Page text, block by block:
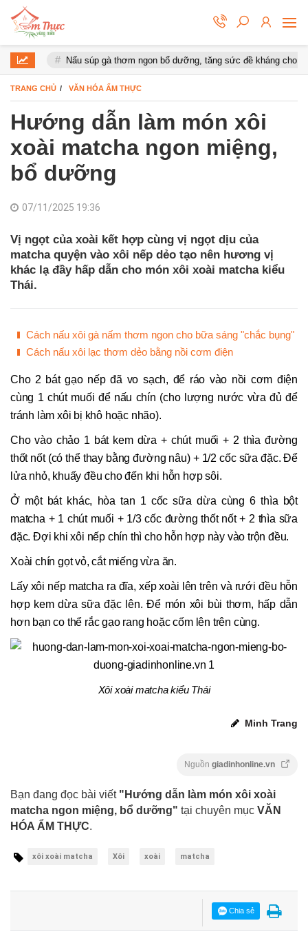
Nấu súp gà thơm ngon bổ dưỡng, tăng sức đề kháng cho cơ thể
TRANG CHỦ VĂN HÓA ẨM THỰC
Hướng dẫn làm món xôi
xoài matcha ngon miệng,
bổ dưỡng
07/11/2025 19:36
Vị ngọt của xoài kết hợp cùng vị ngọt dịu của
matcha quyện vào xôi nếp dẻo tạo nên hương vị
khác lạ đầy hấp dẫn cho món xôi xoài matcha kiểu
Thái.
Cách nấu xôi gà nấm thơm ngon cho bữa sáng "chắc bụng"
Cách nấu xôi lạc thơm dẻo bằng nồi cơm điện
Cho 2 bát gạo nếp đã vo sạch, để ráo vào nồi cơm điện
cùng 1 chút muối để nấu chín (cho lượng nước vừa đủ để
tránh làm xôi bị khô hoặc nhão).
Cho vào chảo 1 bát kem dừa + chút muối + 2 thìa đường
thốt nốt (có thể thay bằng đường nâu) + 1/2 cốc sữa đặc. Để
lửa nhỏ, khuấy đều cho đến khi hỗn hợp sôi.
Ở một bát khác, hòa tan 1 cốc sữa dừa cùng 6 thìa bột
matcha + 1 chút muối + 1/3 cốc đường thốt nốt + 2 thìa sữa
đặc. Đợi khi xôi nếp chín thì cho hỗn hợp này vào trộn đều.
Xoài chín gọt vỏ, cắt miếng vừa ăn.
Lấy xôi nếp matcha ra đĩa, xếp xoài lên trên và rưới đều hỗn
hợp kem dừa sữa đặc lên. Để món xôi bùi thơm, hấp dẫn
hơn bạn co thể rắc gạo rang hoặc cốm lên trên cùng.
Xôi xoài matcha kiểu Thái
Minh Trang
Nguồn giadinhonline.vn
Bạn đang đọc bài viết "Hướng dẫn làm món xôi xoài
matcha ngon miệng, bổ dưỡng" tại chuyên mục VĂN
HÓA ẨM THỰC.
xôi xoài matcha Xôi xoài matcha
Chia sẻ